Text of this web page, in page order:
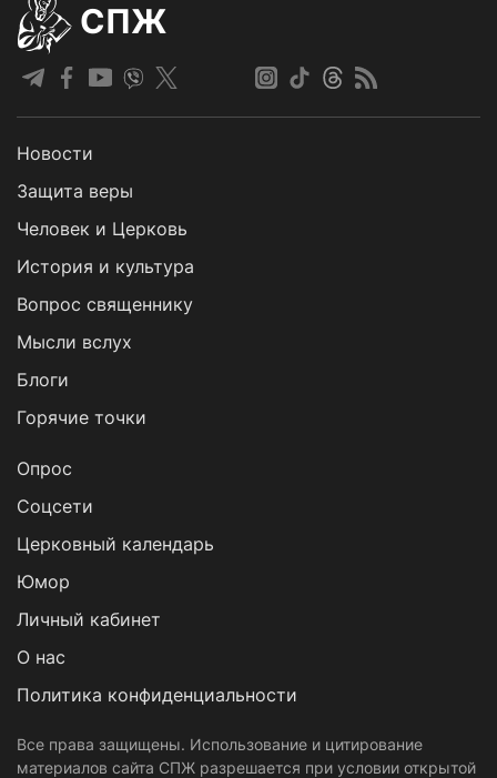
СПЖ
Новости
Защита веры
Человек и Церковь
История и культура
Вопрос священнику
Мысли вслух
Блоги
Горячие точки
Опрос
Cоцсети
Церковный календарь
Юмор
Личный кабинет
О нас
Политика конфиденциальности
Все права защищены. Использование и цитирование
материалов сайта СПЖ разрешается при условии открытой